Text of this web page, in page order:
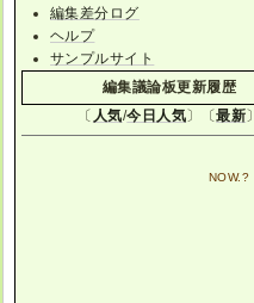
編集差分ログ
ヘルプ
サンプルサイト
編集議論板更新履歴
〔 人気/今日人気〕〔最新〕
NOW.?